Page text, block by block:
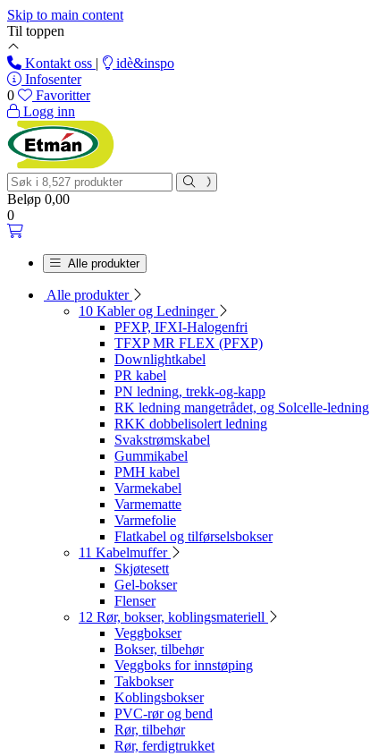
Skip to main content
Til toppen
Kontakt oss |
idè&inspo
Infosenter
0
Favoritter
Logg inn
Beløp 0,00
0
Alle produkter
Alle produkter
10 Kabler og Ledninger
PFXP, IFXI-Halogenfri
TFXP MR FLEX (PFXP)
Downlightkabel
PR kabel
PN ledning, trekk-og-kapp
RK ledning mangetrådet, og Solcelle-ledning
RKK dobbelisolert ledning
Svakstrømskabel
Gummikabel
PMH kabel
Varmekabel
Varmematte
Varmefolie
Flatkabel og tilførselsbokser
11 Kabelmuffer
Skjøtesett
Gel-bokser
Flenser
12 Rør, bokser, koblingsmateriell
Veggbokser
Bokser, tilbehør
Veggboks for innstøping
Takbokser
Koblingsbokser
PVC-rør og bend
Rør, tilbehør
Rør, ferdigtrukket